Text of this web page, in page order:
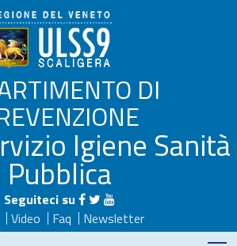
DI
Igiene Sanità
Pubblica
Seguiteci su
Video Faq
Newsletter